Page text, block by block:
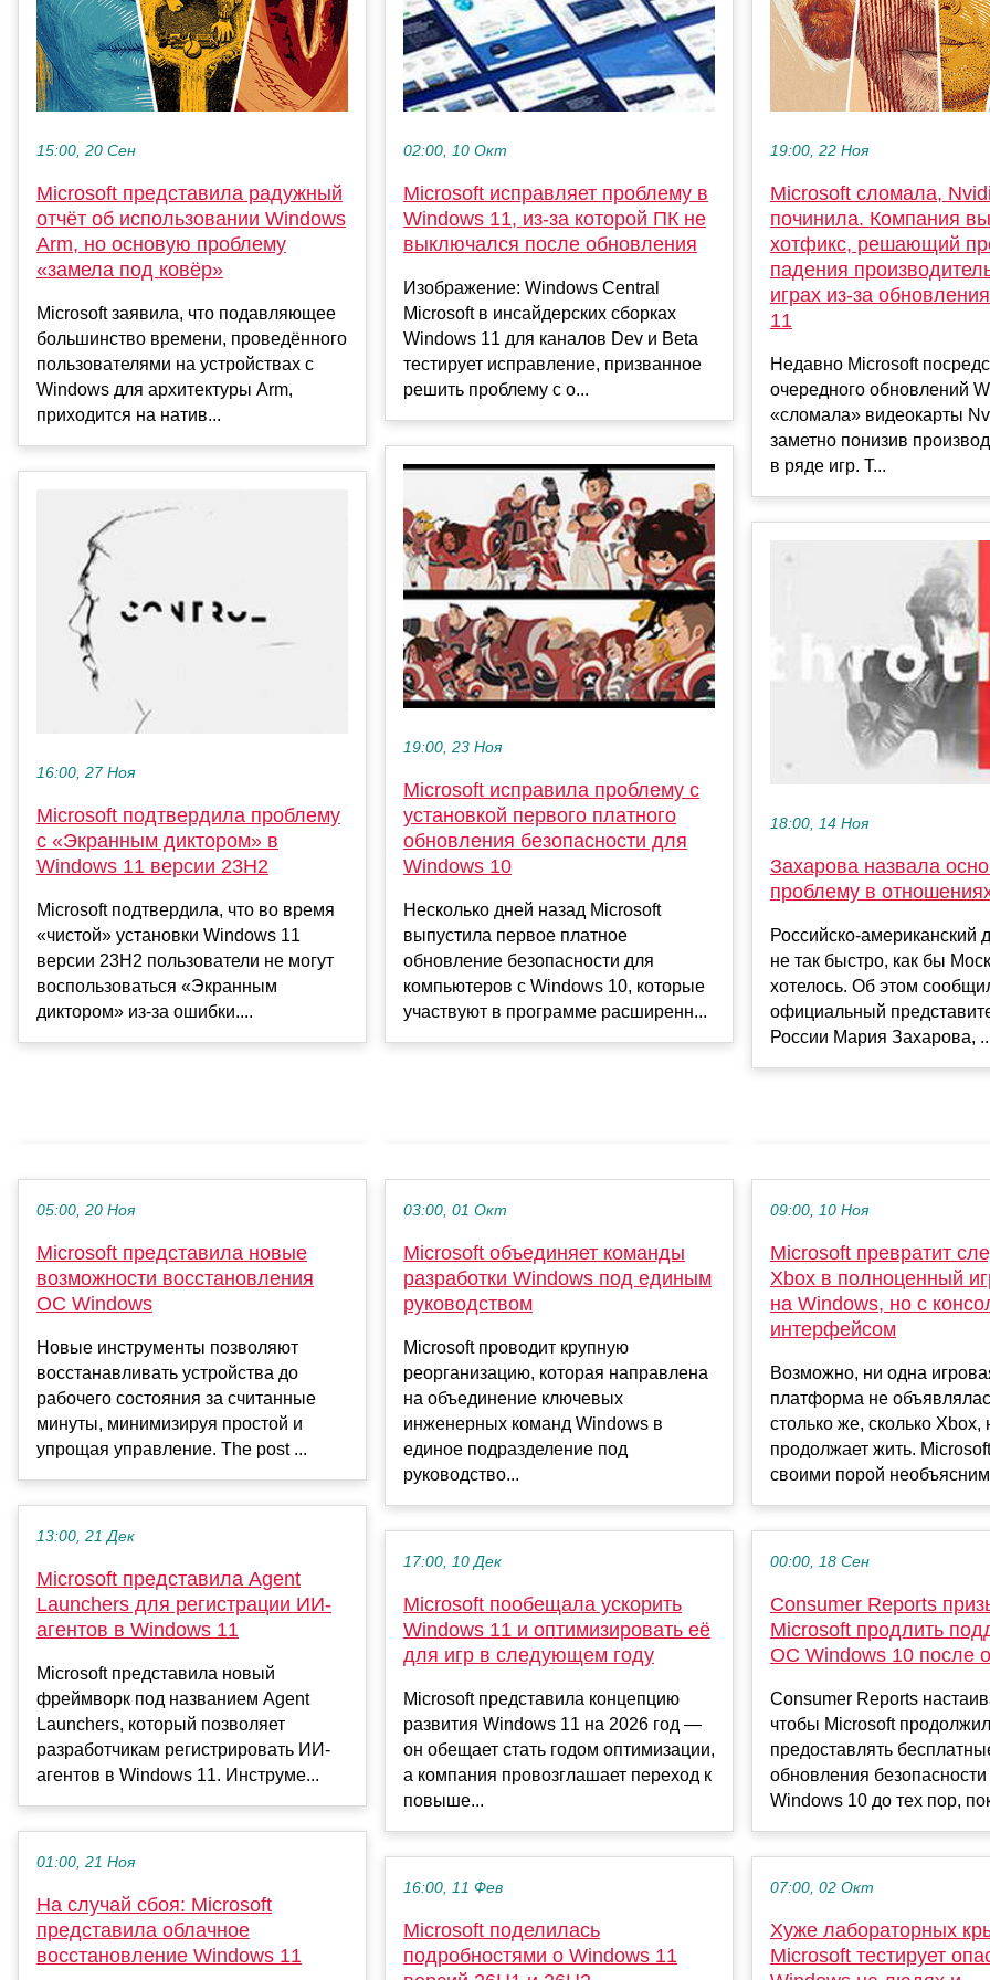
15:00, 20 Сен
Microsoft представила радужный
отчёт об использовании Windows
Arm, но основую проблему
«замела под ковёр»
Microsoft заявила, что подавляющее
большинство времени, проведённого
пользователями на устройствах с
Windows для архитектуры Arm,
приходится на натив...
16:00, 27 Ноя
Microsoft подтвердила проблему
с «Экранным диктором» в
Windows 11 версии 23H2
Microsoft подтвердила, что во время
«чистой» установки Windows 11
версии 23H2 пользователи не могут
воспользоваться «Экранным
диктором» из-за ошибки....
02:00, 10 Окт
Microsoft исправляет проблему в
Windows 11, из-за которой ПК не
выключался после обновления
Изображение: Windows Central
Microsoft в инсайдерских сборках
Windows 11 для каналов Dev и Beta
тестирует исправление, призванное
решить проблему с о...
19:00, 23 Ноя
Microsoft исправила проблему с
установкой первого платного
обновления безопасности для
Windows 10
Несколько дней назад Microsoft
выпустила первое платное
обновление безопасности для
компьютеров с Windows 10, которые
участвуют в программе расширенн...
19:00, 22 Ноя
Microsoft сломала,
починила. Компания
хотфикс, решающий
падения
играх из-за
11
Недавно Microsoft
очередного обновлений
«сломала» видеокарты
заметно понизив
в ряде игр. Т...
18:00, 14 Ноя
Захарова назвала
проблему в
Российско-американский
не так быстро, как бы
хотелось. Об этом
официальный
России Мария Захарова,
05:00, 20 Ноя
Microsoft представила новые
возможности восстановления
ОС Windows
Новые инструменты позволяют
восстанавливать устройства до
рабочего состояния за считанные
минуты, минимизируя простой и
упрощая управление. The post ...
13:00, 21 Дек
Microsoft представила Agent
Launchers для регистрации ИИ-
агентов в Windows 11
Microsoft представила новый
фреймворк под названием Agent
Launchers, который позволяет
разработчикам регистрировать ИИ-
агентов в Windows 11. Инструме...
01:00, 21 Ноя
На случай сбоя: Microsoft
представила облачное
восстановление Windows 11
03:00, 01 Окт
Microsoft объединяет команды
разработки Windows под единым
руководством
Microsoft проводит крупную
реорганизацию, которая направлена
на объединение ключевых
инженерных команд Windows в
единое подразделение под
руководство...
17:00, 10 Дек
Microsoft пообещала ускорить
Windows 11 и оптимизировать её
для игр в следующем году
Microsoft представила концепцию
развития Windows 11 на 2026 год —
он обещает стать годом оптимизации,
а компания провозглашает переход к
повыше...
16:00, 11 Фев
Microsoft поделилась
подробностями о Windows 11
09:00, 10 Ноя
Microsoft превратит
Xbox в полноценный
на Windows, но с
интерфейсом
Возможно, ни одна
платформа не
столько же, сколько Xbox,
продолжает жить.
своими порой
00:00, 18 Сен
Consumer Reports
Microsoft продлить
ОС Windows 10 после
Consumer Reports
чтобы Microsoft
предоставлять
обновления
Windows 10 до тех пор,
07:00, 02 Окт
Хуже лабораторных
Microsoft тестирует